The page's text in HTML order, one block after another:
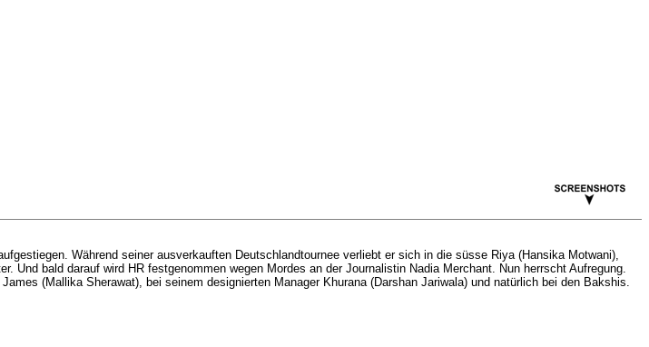
Während seiner ausverkauften Deutschlandtournee verliebt er sich in die süsse Riya (Hansika Motwani),
bald darauf wird HR festgenommen wegen Mordes an der Journalistin Nadia Merchant. Nun herrscht Aufregung.
(Mallika Sherawat), bei seinem designierten Manager Khurana (Darshan Jariwala) und natürlich bei den Bakshis.